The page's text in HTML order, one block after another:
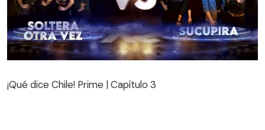
¡Qué dice Chile! Prime | Capítulo 3